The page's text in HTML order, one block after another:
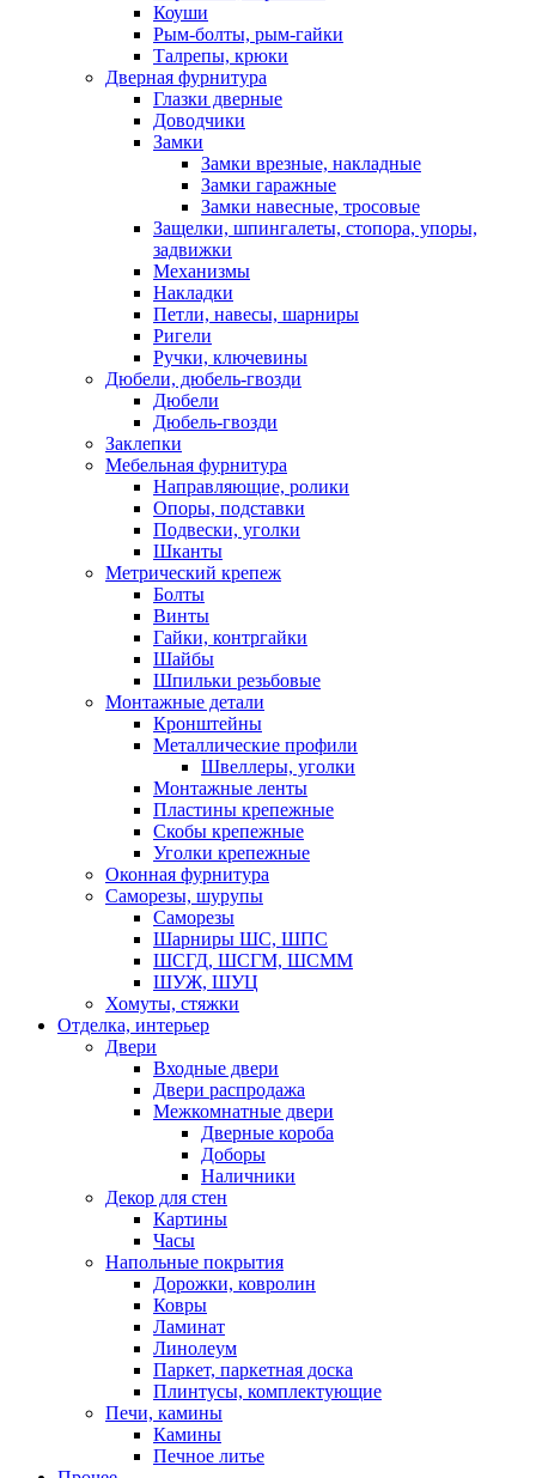
Коуши
Рым-болты, рым-гайки
Талрепы, крюки
Дверная фурнитура
Глазки дверные
Доводчики
Замки
Замки врезные, накладные
Замки гаражные
Замки навесные, тросовые
Защелки, шпингалеты, стопора, упоры,
задвижки
Механизмы
Накладки
Петли, навесы, шарниры
Ригели
Ручки, ключевины
Дюбели, дюбель-гвозди
Дюбели
Дюбель-гвозди
Заклепки
Мебельная фурнитура
Направляющие, ролики
Опоры, подставки
Подвески, уголки
Шканты
Метрический крепеж
Болты
Винты
Гайки, контргайки
Шайбы
Шпильки резьбовые
Монтажные детали
Кронштейны
Металлические профили
Швеллеры, уголки
Монтажные ленты
Пластины крепежные
Скобы крепежные
Уголки крепежные
Оконная фурнитура
Саморезы, шурупы
Саморезы
Шарниры ШС, ШПС
ШСГД, ШСГМ, ШСММ
ШУЖ, ШУЦ
Хомуты, стяжки
Отделка, интерьер
Двери
Входные двери
Двери распродажа
Межкомнатные двери
Дверные короба
Доборы
Наличники
Декор для стен
Картины
Часы
Напольные покрытия
Дорожки, ковролин
Ковры
Ламинат
Линолеум
Паркет, паркетная доска
Плинтусы, комплектующие
Печи, камины
Камины
Печное литье